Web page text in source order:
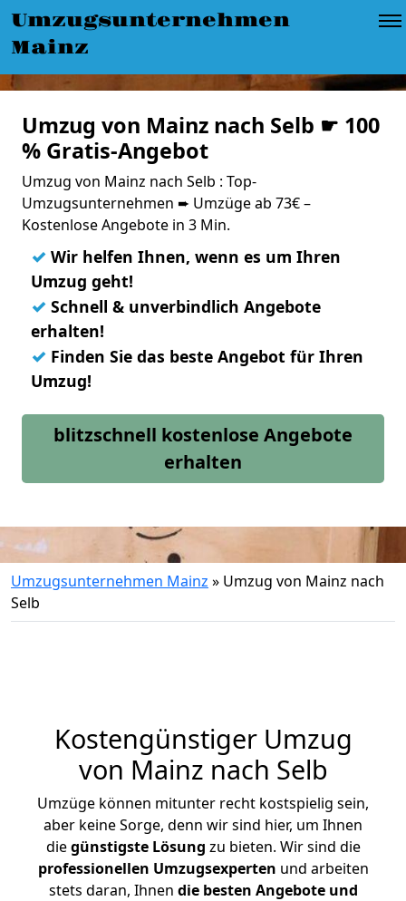
Umzugsunternehmen
Mainz
Umzug von Mainz nach Selb ☛ 100
% Gratis-Angebot
Umzug von Mainz nach Selb : Top-
Umzugsunternehmen ➨ Umzüge ab 73€ –
Kostenlose Angebote in 3 Min.
✓ Wir helfen Ihnen, wenn es um Ihren
Umzug geht!
✓ Schnell & unverbindlich Angebote
erhalten!
✓ Finden Sie das beste Angebot für Ihren
Umzug!
blitzschnell kostenlose Angebote
erhalten
Umzugsunternehmen Mainz » Umzug von Mainz nach
Selb
Kostengünstiger Umzug
von Mainz nach Selb
Umzüge können mitunter recht kostspielig sein,
aber keine Sorge, denn wir sind hier, um Ihnen
diegünstigste Lösung zu bieten. Wir sind die
professionellen Umzugsexperten und arbeiten
stets daran, Ihnen die besten Angebote und